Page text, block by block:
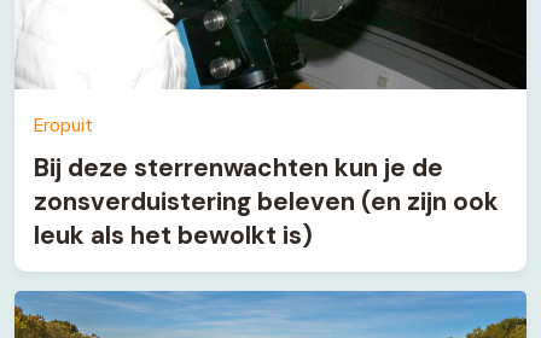
Eropuit
Bij deze sterrenwachten kun je de
zonsverduistering beleven (en zijn ook
leuk als het bewolkt is)